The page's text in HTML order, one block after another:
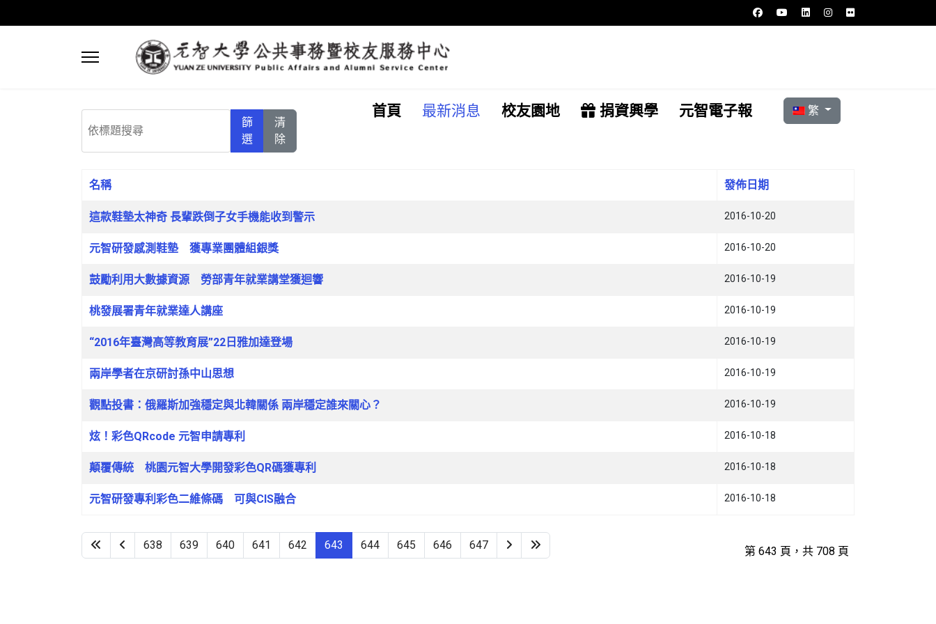
首頁 最新消息 校友園地 捐資興學 元智電子報 選擇你的語言
繁
篩
選
清
除
文章列表
名稱 發佈日期
這款鞋墊太神奇 長輩跌倒子女手機能收到警示 2016-10-20
元智研發感測鞋墊 獲專業團體組銀獎 2016-10-20
鼓勵利用大數據資源 勞部青年就業講堂獲迴響 2016-10-19
桃發展署青年就業達人講座 2016-10-19
“2016年臺灣高等教育展”22日雅加達登場 2016-10-19
兩岸學者在京研討孫中山思想 2016-10-19
觀點投書：俄羅斯加強穩定與北韓關係 兩岸穩定誰來關心？ 2016-10-19
炫！彩色QRcode 元智申請專利 2016-10-18
顛覆傳統 桃園元智大學開發彩色QR碼獲專利 2016-10-18
元智研發專利彩色二維條碼 可與CIS融合 2016-10-18
第 643 頁，共 708 頁
638 639 640 641 642 643 644 645 646 647